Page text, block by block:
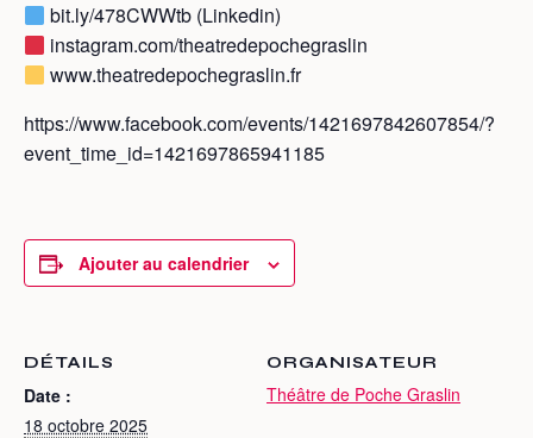
bit.ly/478CWWtb (Linkedin)
instagram.com/theatredepochegraslin
www.theatredepochegraslin.fr
https://www.facebook.com/events/1421697842607854/?
event_time_id=1421697865941185
Ajouter au calendrier
DÉTAILS
Date :
18 octobre 2025
ORGANISATEUR
Théâtre de Poche Graslin